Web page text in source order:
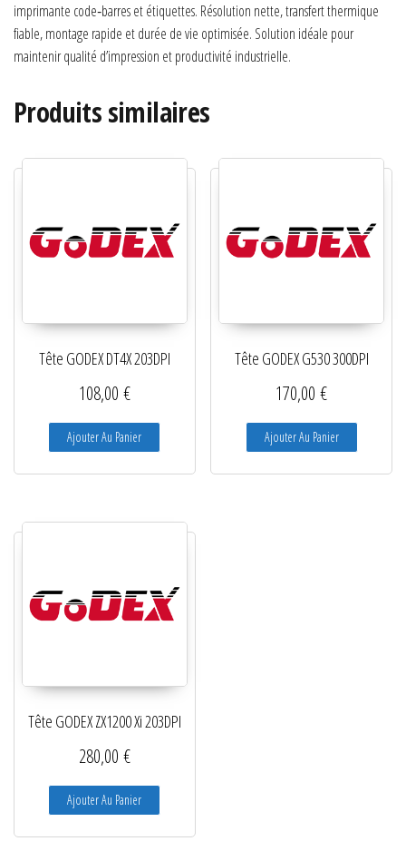
imprimante code‑barres et étiquettes. Résolution nette, transfert thermique
fiable, montage rapide et durée de vie optimisée. Solution idéale pour
maintenir qualité d’impression et productivité industrielle.
Produits similaires
Tête GODEX DT4X 203DPI
108,00 €
Ajouter Au Panier
Tête GODEX G530 300DPI
170,00€
Ajouter Au Panier
Tête GODEX ZX1200 Xi 203DPI
280,00 €
Ajouter Au Panier